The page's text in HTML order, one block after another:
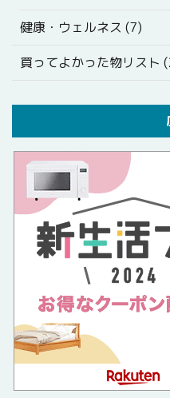
健康・ウェルネス (7)
買ってよかった物リスト